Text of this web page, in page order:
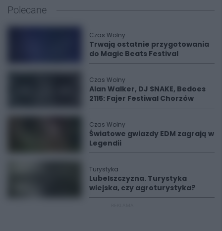
Polecane
Czas Wolny
Trwają ostatnie przygotowania
do Magic Beats Festival
Czas Wolny
Alan Walker, DJ SNAKE, Bedoes
2115: Fajer Festiwal Chorzów
Czas Wolny
Światowe gwiazdy EDM zagrają w
Legendii
Turystyka
Lubelszczyzna. Turystyka
wiejska, czy agroturystyka?